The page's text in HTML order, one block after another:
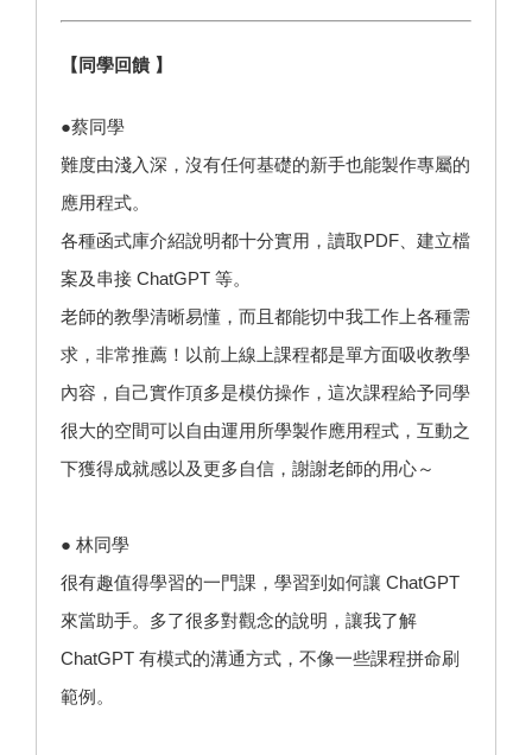
【同學回饋 】
●蔡同學
難度由淺入深，沒有任何基礎的新手也能製作專屬的
應用程式。
各種函式庫介紹說明都十分實用，讀取PDF、建立檔
案及串接 ChatGPT 等。
老師的教學清晰易懂，而且都能切中我工作上各種需
求，非常推薦！以前上線上課程都是單方面吸收教學
內容，自己實作頂多是模仿操作，這次課程給予同學
很大的空間可以自由運用所學製作應用程式，互動之
下獲得成就感以及更多自信，謝謝老師的用心～
● 林同學
很有趣值得學習的一門課，學習到如何讓 ChatGPT
來當助手。多了很多對觀念的說明，讓我了解
ChatGPT 有模式的溝通方式，不像一些課程拼命刷
範例。